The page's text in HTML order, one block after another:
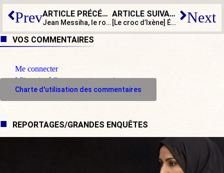
Prev ARTICLE PRÉCÉDENT
Jean Messiha, le roi des cagnottes !
ARTICLE SUIVANT
[Le croc d’Ixène] École : mesures drastiques face à l’explosion de la violence Next
VOS COMMENTAIRES
Me connecter
M'inscrire à l'espace commentaire
Charte d'utilisation des commentaires
REPORTAGES/GRANDES ENQUÊTES